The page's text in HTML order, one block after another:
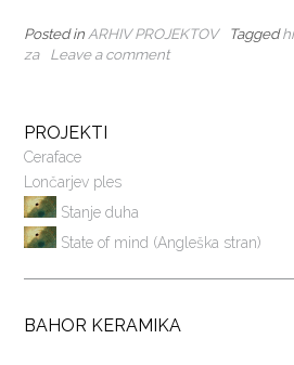
Posted inARHIV PROJEKTOV Tagged
za
Leave a comment
PROJEKTI
Ceraface
Lončarjev ples
Stanje duha
State of mind (Angleška stran)
BAHOR KERAMIKA